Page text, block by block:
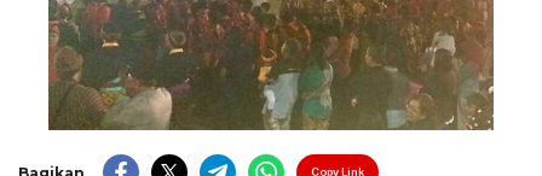
Copy Link